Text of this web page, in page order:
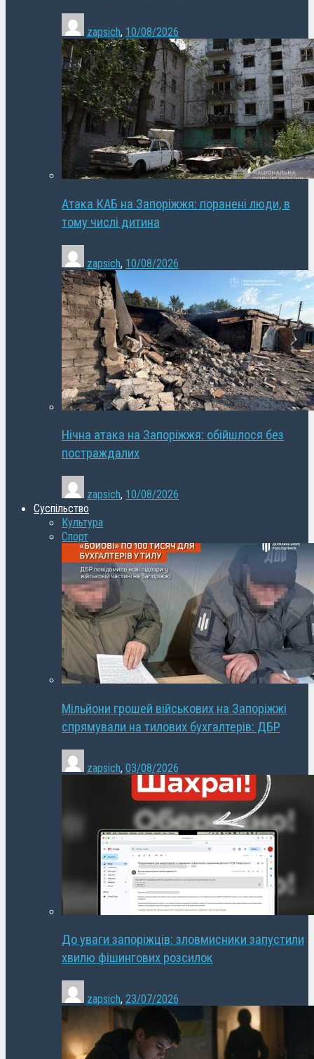
zapsich, 10/08/2026
Атака КАБ на Запоріжжя: поранені люди, в
тому числі дитина
zapsich, 10/08/2026
Нічна атака на Запоріжжя: обійшлося без
постраждалих
zapsich, 10/08/2026
Суспільство
Культура
Спорт
Мільйони грошей військових на Запоріжжі
спрямували на тилових бухгалтерів: ДБР
zapsich, 03/08/2026
До уваги запоріжців: зловмисники запустили
хвилю фішингових розсилок
zapsich, 23/07/2026